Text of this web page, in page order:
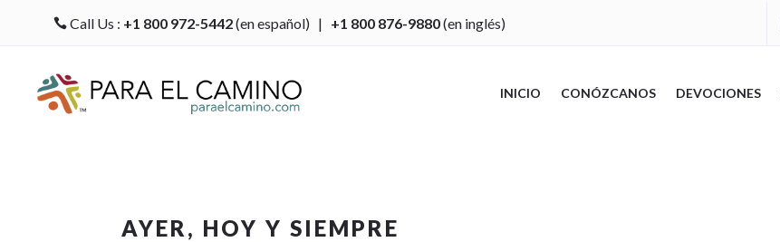
Call Us : +1 800 972-5442(en español) | +1 800 876-9880(en inglés)
INICIO CONÓZCANOS DEVOCIONES
AYER, HOY Y SIEMPRE